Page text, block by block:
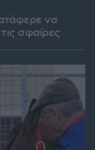
να
σφαίρες